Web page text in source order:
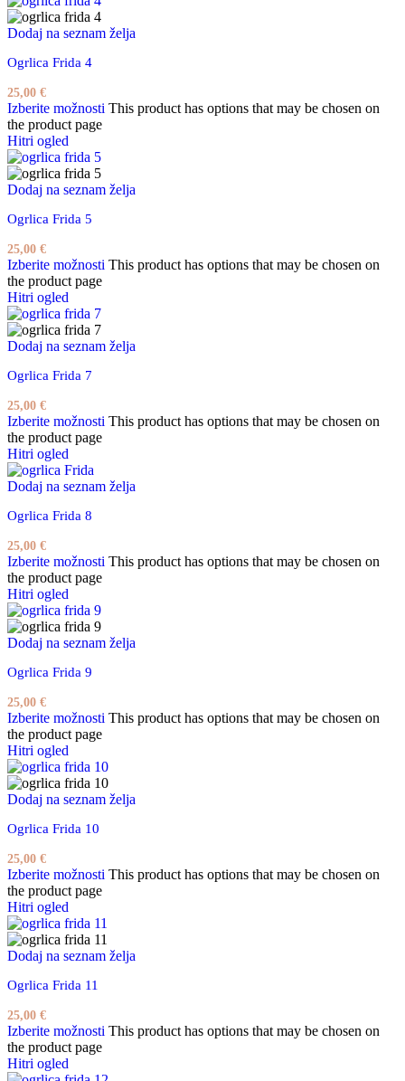
Dodaj na seznam želja
Ogrlica Frida 4
25,00 €
Izberite možnosti This product has options that may be chosen on
the product page
Hitri ogled
Dodaj na seznam želja
Ogrlica Frida 5
25,00 €
Izberite možnosti This product has options that may be chosen on
the product page
Hitri ogled
Dodaj na seznam želja
Ogrlica Frida 7
25,00 €
Izberite možnosti This product has options that may be chosen on
the product page
Hitri ogled
Dodaj na seznam želja
Ogrlica Frida 8
25,00 €
Izberite možnosti This product has options that may be chosen on
the product page
Hitri ogled
Dodaj na seznam želja
Ogrlica Frida 9
25,00 €
Izberite možnosti This product has options that may be chosen on
the product page
Hitri ogled
Dodaj na seznam želja
Ogrlica Frida 10
25,00 €
Izberite možnosti This product has options that may be chosen on
the product page
Hitri ogled
Dodaj na seznam želja
Ogrlica Frida 11
25,00 €
Izberite možnosti This product has options that may be chosen on
the product page
Hitri ogled